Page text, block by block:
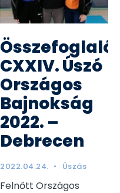
Összefoglaló:
CXXIV. Úszó
Országos
Bajnokság
2022. –
Debrecen
2022.04.24. • Úszás
Felnőtt Országos